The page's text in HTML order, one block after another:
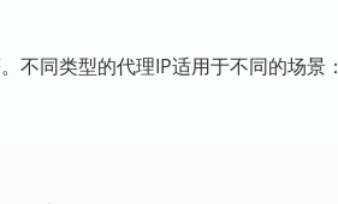
不同类型的代理IP适用于不同的场景：